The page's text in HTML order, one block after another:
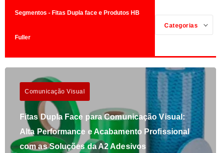
Segmentos - Fitas Dupla face e Produtos HB
Fuller
Categorias
Comunicação Visual
Fitas Dupla Face para Comunicação Visual:
Alta Performance e Acabamento Profissional
com as Soluções da A2 Adesivos